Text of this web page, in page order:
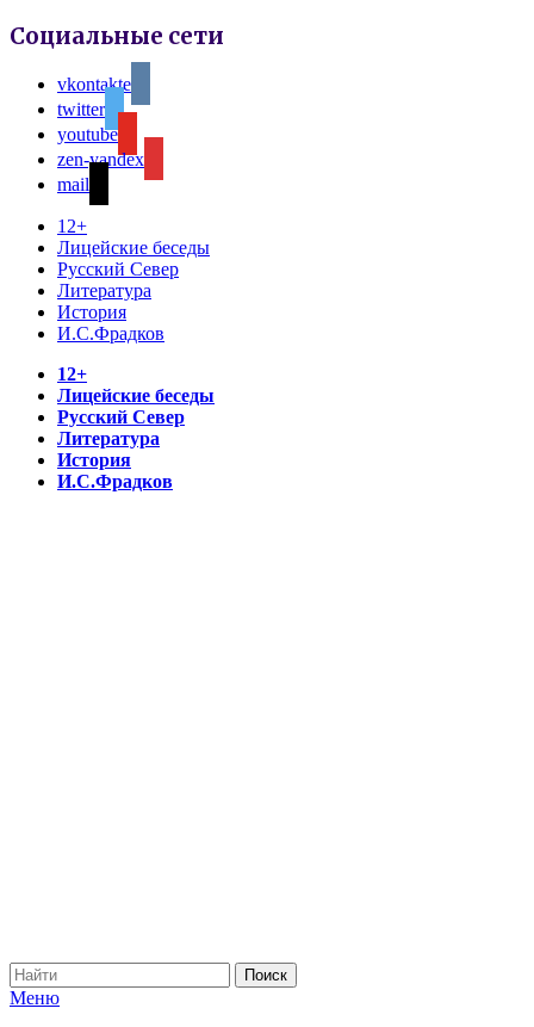
Социальные сети
vkontakte
twitter
youtube
zen-yandex
mail
12+
Лицейские беседы
Русский Север
Литература
История
И.С.Фрадков
12+
Лицейские беседы
Русский Север
Литература
История
И.С.Фрадков
Меню